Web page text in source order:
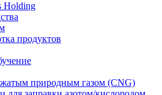
Holding
продуктов
природным газом (CNG)